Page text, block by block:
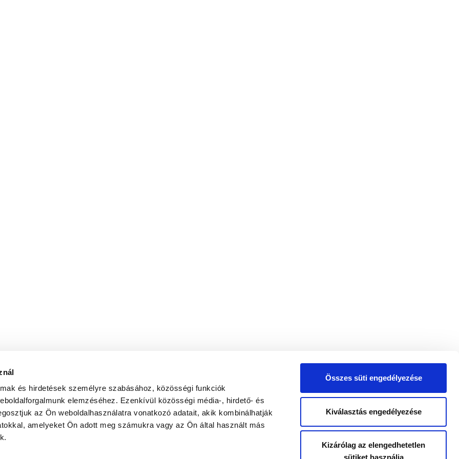
és hirdetések személyre szabásához, közösségi funkciók
elemzéséhez. Ezenkívül közösségi média-, hirdető- és
az Ön weboldalhasználatra vonatkozó adatait, akik kombinálhatják
amelyeket Ön adott meg számukra vagy az Ön által használt más
Összes süti engedélyezése
Kiválasztás engedélyezése
Kizárólag az elengedhetetlen
sütiket használja